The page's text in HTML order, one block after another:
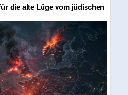
die alte Lüge vom jüdischen